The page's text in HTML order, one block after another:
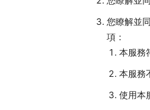
您瞭解並
項：
本服務
本服務
使用本